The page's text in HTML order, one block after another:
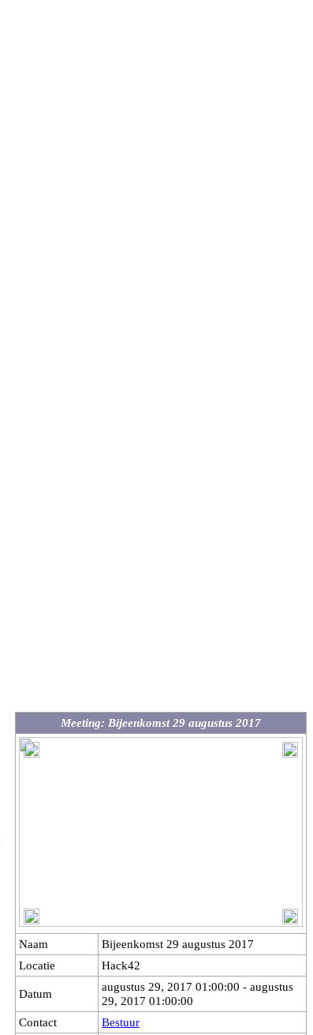
Meeting: Bijeenkomst 29 augustus 2017
Naam
Bijeenkomst 29 augustus 2017
Locatie
Hack42
Datum
augustus 29, 2017 01:00:00 - augustus
29, 2017 01:00:00
Contact
Bestuur